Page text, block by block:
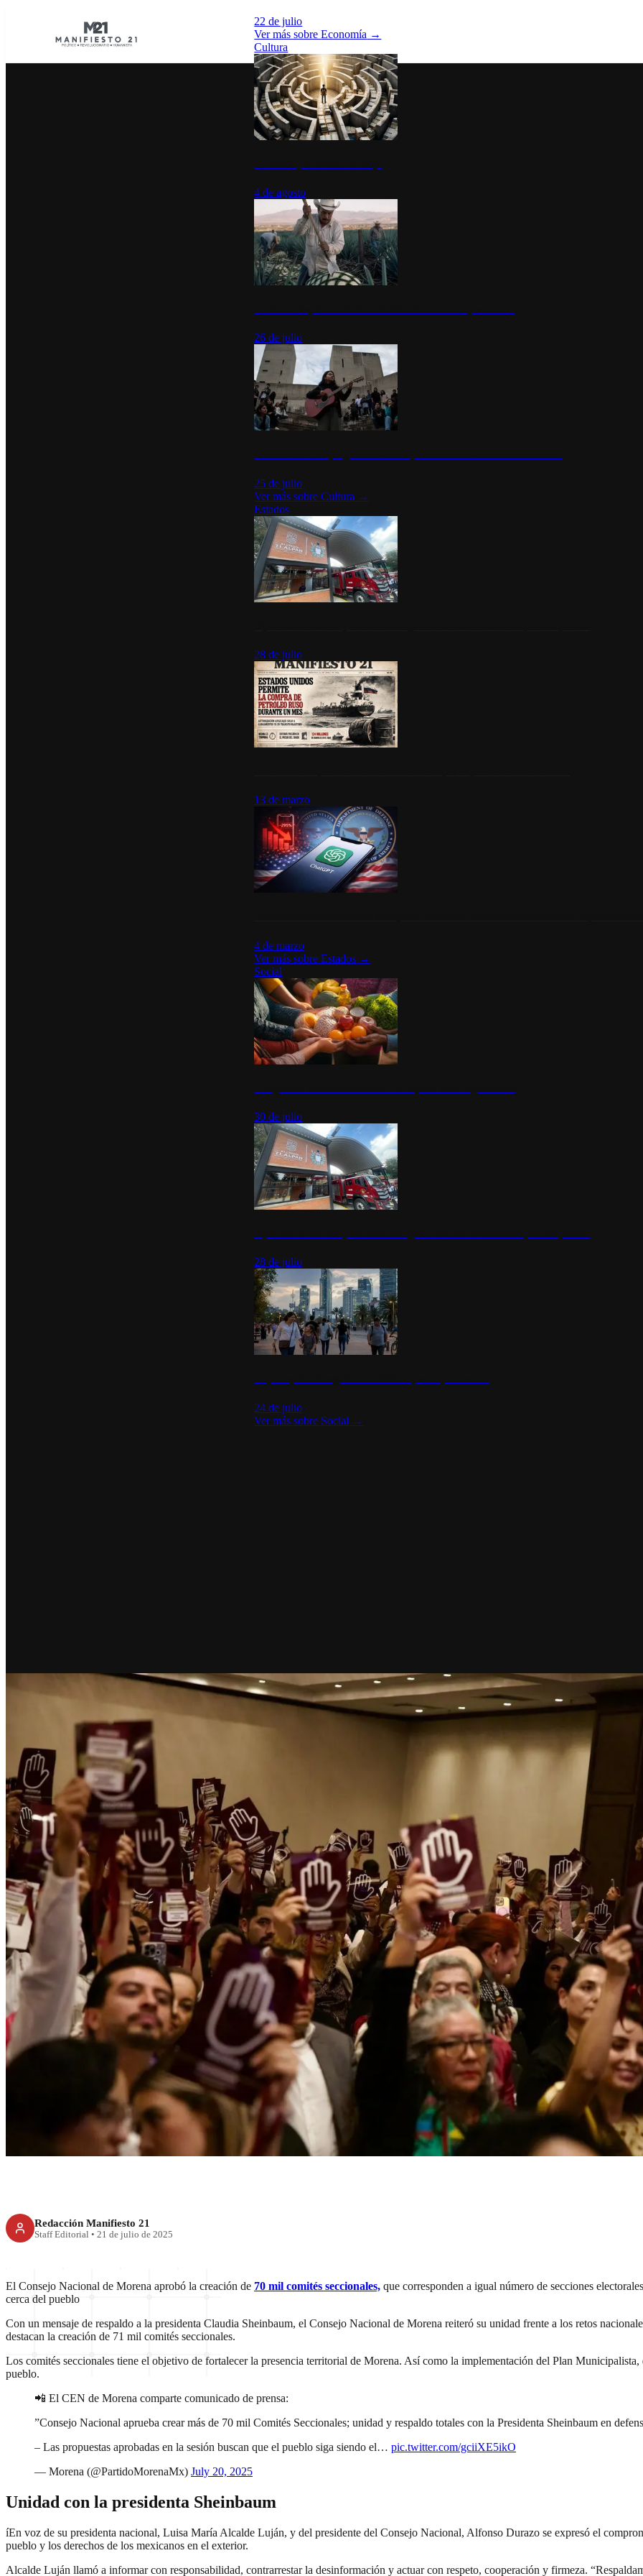
22 de julio
Ver más sobreEconomía →
Cultura
4 de agosto
26 de julio
25 de julio
Ver más sobreCultura →
Estados
28 de julio
13 de marzo
4 de marzo
Ver más sobreEstados →
Social
30 de julio
28 de julio
24 de julio
Ver más sobre Social →
RECIENTE
Morena creará 70 mil comités
seccionales
Redacción Manifiesto 21
Staff Editorial • 21 de julio de 2025
El Consejo Nacional de Morena aprobó la creación de 70 mil comités seccionales, que corresponden a igual número de secciones
cerca del pueblo
Con un mensaje de respaldo a la presidenta Claudia Sheinbaum, el Consejo Nacional de Morena reiteró su unidad frente a los retos
destacan la creación de 71 mil comités seccionales.
Los comités seccionales tiene el objetivo de fortalecer la presencia territorial de Morena. Así como la implementación del Plan
pueblo.
📲 El CEN de Morena comparte comunicado de prensa:
”Consejo Nacional aprueba crear más de 70 mil Comités Seccionales; unidad y respaldo totales con la Presidenta Sheinbaum en
– Las propuestas aprobadas en la sesión buscan que el pueblo siga siendo el… pic.twitter.com/gciiXE5ikO
— Morena (@PartidoMorenaMx) July 20, 2025
Unidad con la presidenta Sheinbaum
íEn voz de su presidenta nacional, Luisa María Alcalde Luján, y del presidente del Consejo Nacional, Alfonso Durazo se expresó el
pueblo y los derechos de los mexicanos en el exterior.
Alcalde Luján llamó a informar con responsabilidad, contrarrestar la desinformación y actuar con respeto, cooperación y firmeza.